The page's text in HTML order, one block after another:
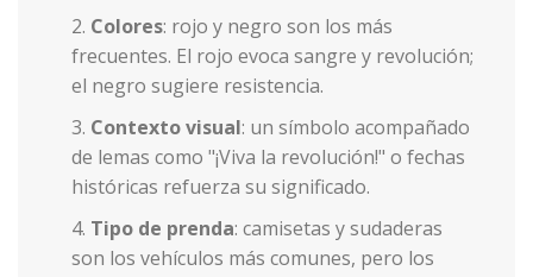
Colores: rojo y negro son los más
frecuentes. El rojo evoca sangre y revolución;
el negro sugiere resistencia.
Contexto visual: un símbolo acompañado
de lemas como "¡Viva la revolución!" o fechas
históricas refuerza su significado.
Tipo de prenda: camisetas y sudaderas
son los vehículos más comunes, pero los